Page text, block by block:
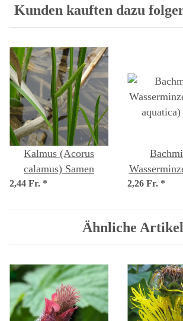
Kunden kauften dazu
Kalmus (Acorus
calamus) Samen
2,44 Fr. *
aquatica)
2,26 Fr. *
Ähnliche Artikel